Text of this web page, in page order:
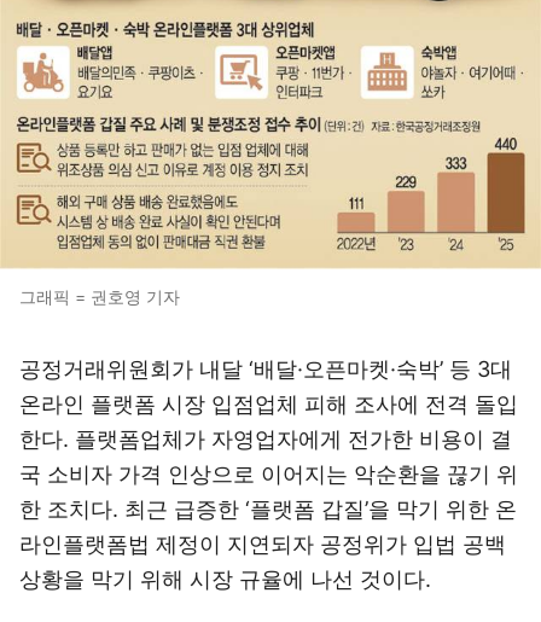
그래픽 = 권호영 기자
공정거래위원회가 내달 ‘배달·오픈마켓·숙박’ 등 3대
온라인 플랫폼 시장 입점업체 피해 조사에 전격 돌입
한다. 플랫폼업체가 자영업자에게 전가한 비용이 결
국 소비자 가격 인상으로 이어지는 악순환을 끊기 위
한 조치다. 최근 급증한 ‘플랫폼 갑질’을 막기 위한 온
라인플랫폼법 제정이 지연되자 공정위가 입법 공백
상황을 막기 위해 시장 규율에 나선 것이다.